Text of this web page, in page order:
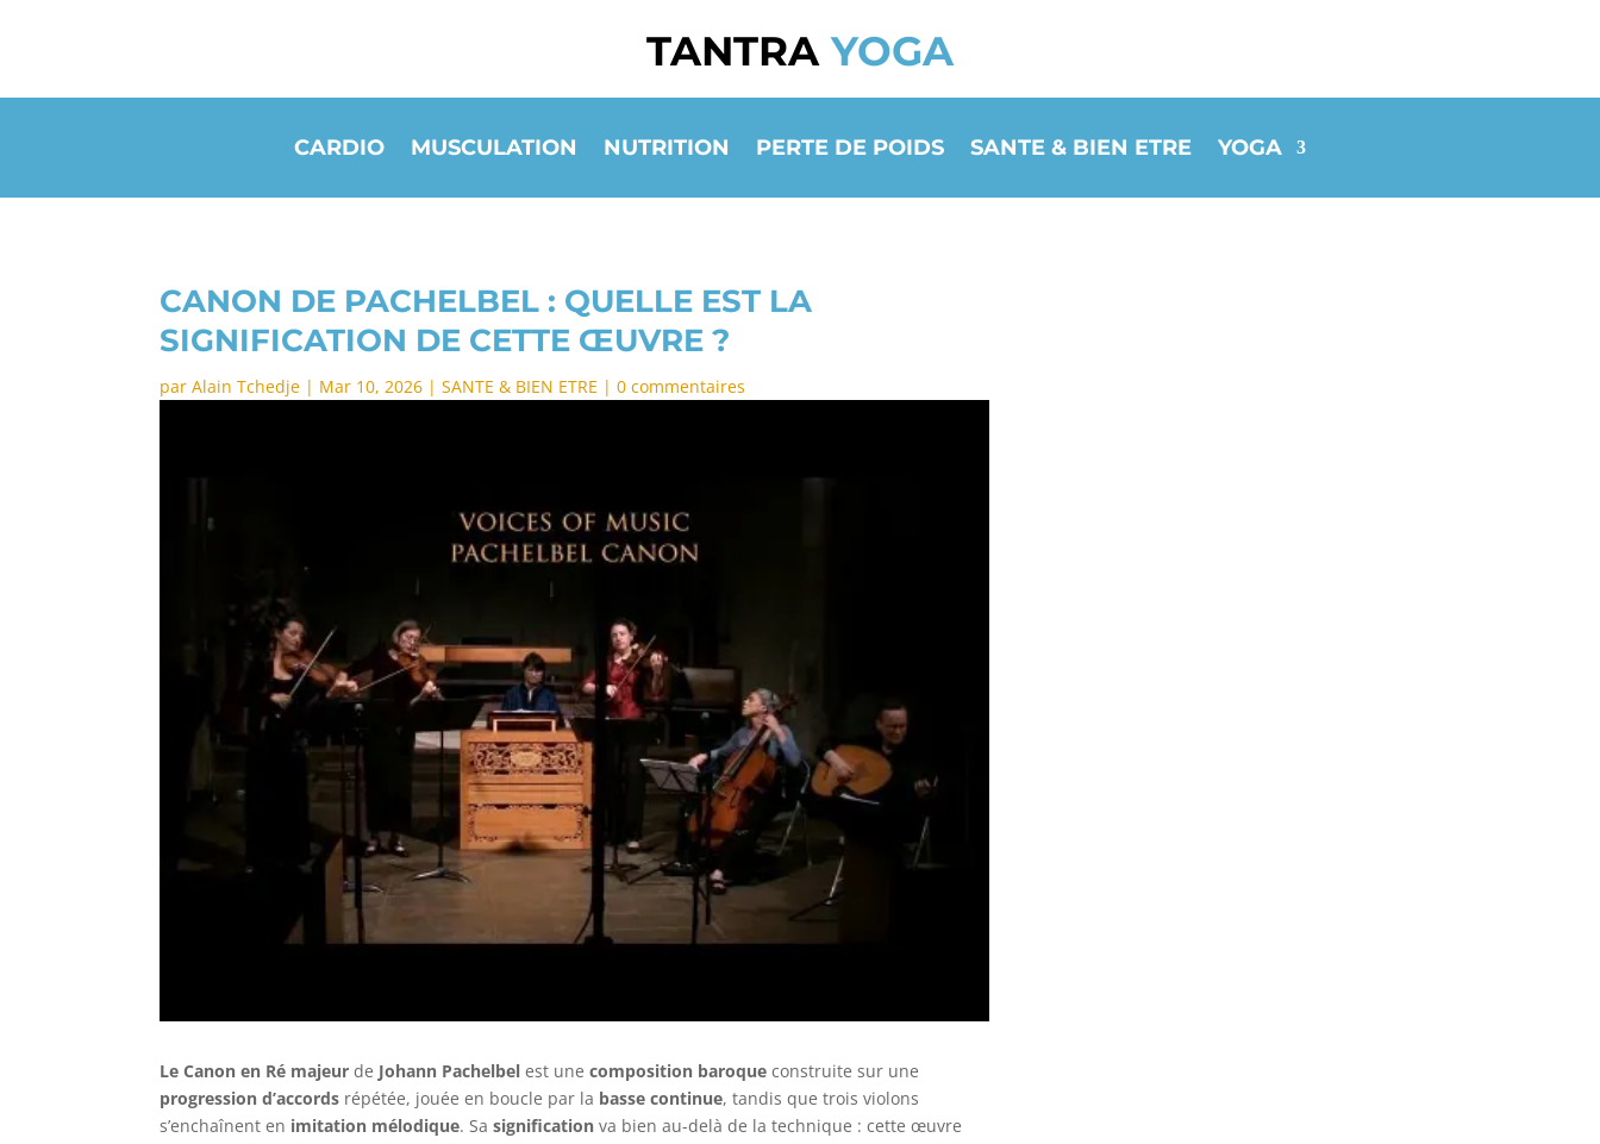
TANTRAYOGA
CARDIO MUSCULATION NUTRITION PERTE DE POIDS SANTE & BIEN ETRE YOGA
CANON DE PACHELBEL : QUELLE EST LA
SIGNIFICATION DE CETTE ŒUVRE ?
parAlain Tchedje | Mar 10, 2026 |SANTE & BIEN ETRE |0 commentaires
Le Canon en Ré majeur de Johann Pachelbel est unecomposition baroque construite sur une
progression d’accords répétée, jouée en boucle par la basse continue, tandis que trois violons
s’enchaînent en imitation mélodique. Sasignification va bien au-delà de la technique : cette œuvre